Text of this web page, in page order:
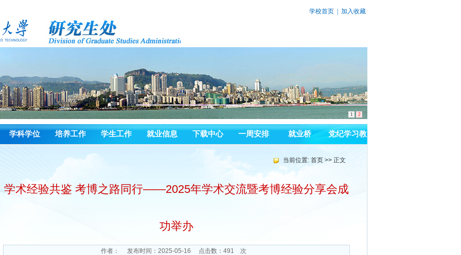
学校首页 加入收藏
1 2
学科学位 培养工作 学生工作 就业信息 下载中心 一周安排 就业桥 党纪学习教
当前位置: 首页 >> 正文
学术经验共鉴 考博之路同行——2025年学术交流暨考博经验分享会成
功举办
作者： 发布时间：2025-05-16 点击数： 491 次